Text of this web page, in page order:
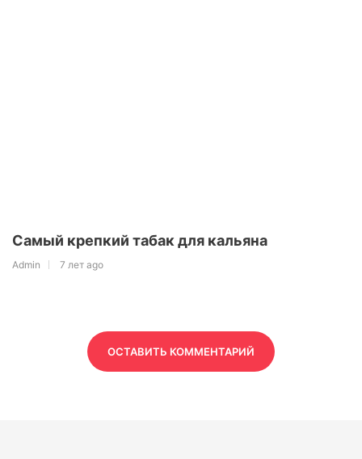
Самый крепкий табак для кальяна
Admin 7 лет ago
ОСТАВИТЬ КОММЕНТАРИЙ